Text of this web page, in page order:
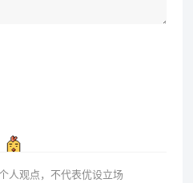
人观点，不代表优设立场